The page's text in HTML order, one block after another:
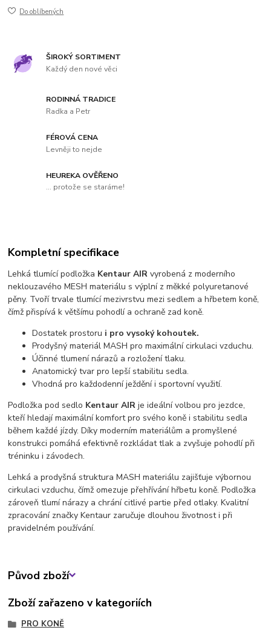
Do oblíbených
ŠIROKÝ SORTIMENT
Každý den nové věci
RODINNÁ TRADICE
Radka a Petr
FÉROVÁ CENA
Levněji to nejde
HEUREKA OVĚŘENO
... protože se staráme!
Kompletní specifikace
Lehká tlumící podložka Kentaur AIR vyrobená z moderního
neklouzavého MESH materiálu s výplní z měkké polyuretanové
pěny. Tvoří trvale tlumící mezivrstvu mezi sedlem a hřbetem koně,
čímž přispívá k většímu pohodlí a ochraně zad koně.
Dostatek prostoru i pro vysoký kohoutek.
Prodyšný materiál MASH pro maximální cirkulaci vzduchu.
Účinné tlumení nárazů a rozložení tlaku.
Anatomický tvar pro lepší stabilitu sedla.
Vhodná pro každodenní ježdění i sportovní využití.
Podložka pod sedlo Kentaur AIR je ideální volbou pro jezdce,
kteří hledají maximální komfort pro svého koně i stabilitu sedla
během každé jízdy. Díky moderním materiálům a promyšlené
konstrukci pomáhá efektivně rozkládat tlak a zvyšuje pohodlí při
tréninku i závodech.
Lehká a prodyšná struktura MASH materiálu zajišťuje výbornou
cirkulaci vzduchu, čímž omezuje přehřívání hřbetu koně. Podložka
zároveň tlumí nárazy a chrání citlivé partie před otlaky. Kvalitní
zpracování značky Kentaur zaručuje dlouhou životnost i při
pravidelném používání.
Původ zboží
Zboží zařazeno v kategoriích
PRO KONĚ